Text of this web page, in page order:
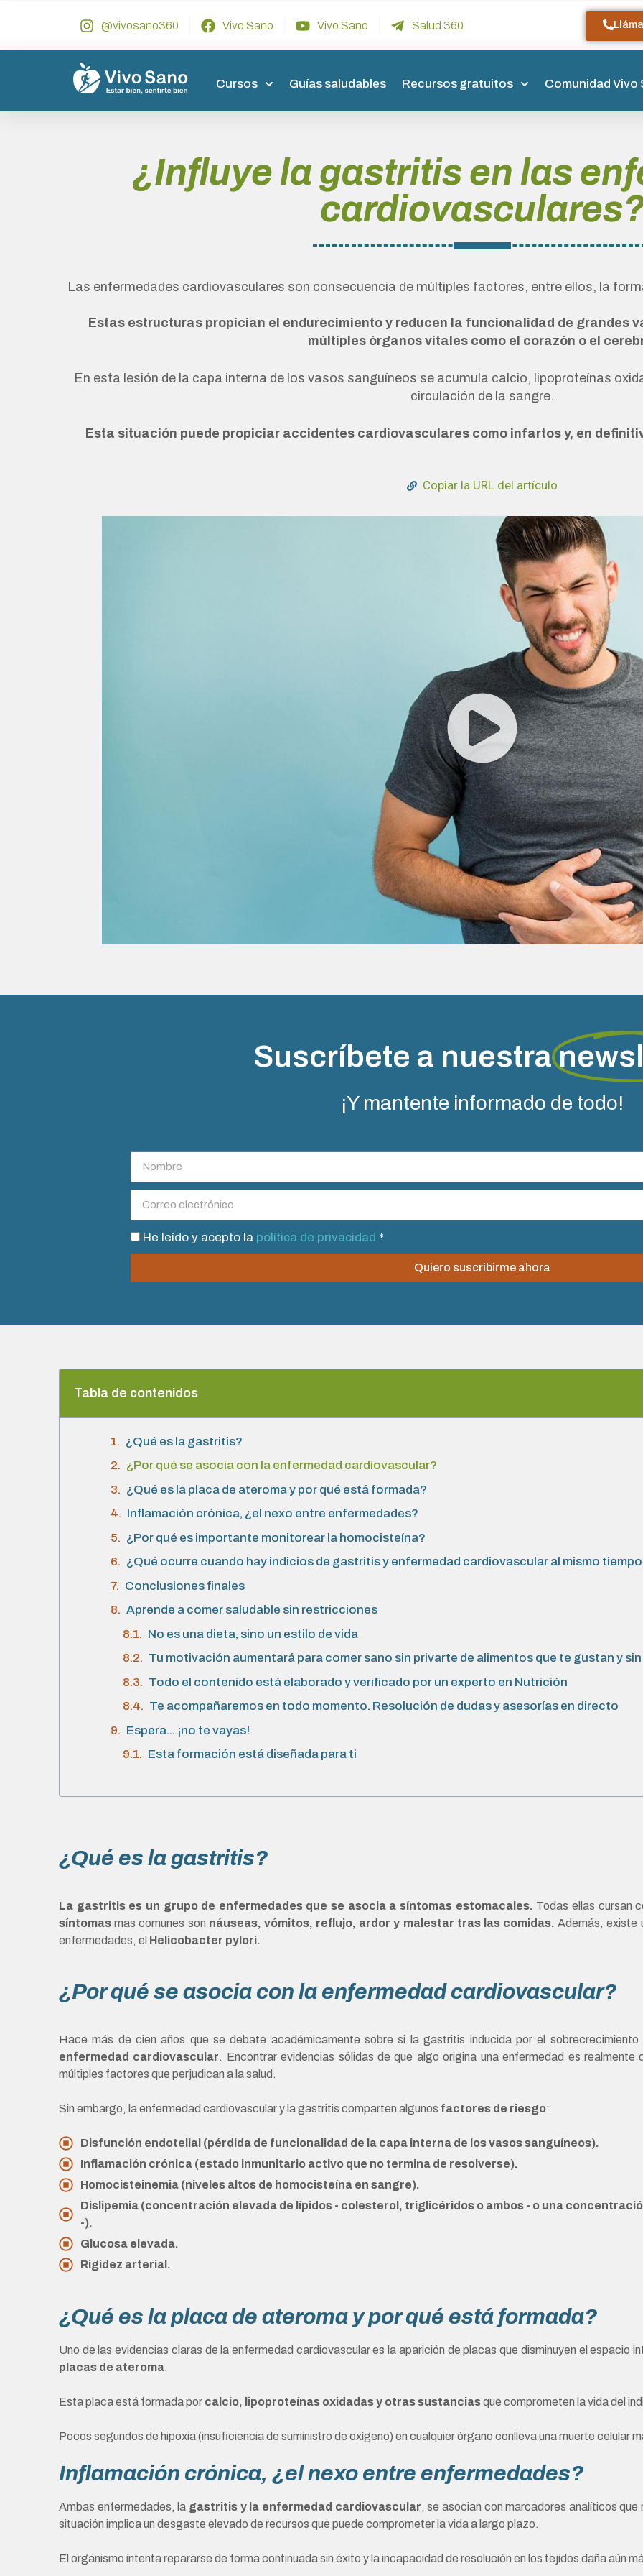
@vivosano360 Vivo Sano Vivo Sano Salud 360
Cursos Guías saludables Recursos gratuitos Comunidad Vivo
¿Influye la gastritis en las
Las enfermedades cardiovasculares son consecuencia de múltiples factores, entre ellos, la
Estas estructuras propician el endurecimiento y reducen la funcionalidad de grandes
múltiples órganos vitales como el corazón o el
En esta lesión de la capa interna de los vasos sanguíneos se acumula calcio, lipoproteínas
circulación de la sangre.
Esta situación puede propiciar accidentes cardiovasculares como infartos y, en
Copiar la URL del artículo
Suscríbete a nuestra
¡Y mantente informado de todo!
He leído y acepto la política de privacidad *
Quiero suscribirme ahora
Tabla de contenidos
¿Qué es la gastritis?
¿Por qué se asocia con la enfermedad cardiovascular?
¿Qué es la placa de ateroma y por qué está formada?
Inflamación crónica, ¿el nexo entre enfermedades?
¿Por qué es importante monitorear la homocisteína?
¿Qué ocurre cuando hay indicios de gastritis y enfermedad cardiovascular al mismo
Conclusiones finales
Aprende a comer saludable sin restricciones
No es una dieta, sino un estilo de vida
Tu motivación aumentará para comer sano sin privarte de alimentos que te gustan y
Todo el contenido está elaborado y verificado por un experto en Nutrición
Te acompañaremos en todo momento. Resolución de dudas y asesorías en directo
Espera... ¡no te vayas!
Esta formación está diseñada para ti
¿Qué es la gastritis?
La gastritis es un grupo de enfermedades que se asocia a síntomas estomacales. Todas ellas cursan
síntomas mas comunes son náuseas, vómitos, reflujo, ardor y malestar tras las comidas. Además, existe
enfermedades, el Helicobacter pylori.
¿Por qué se asocia con la enfermedad cardiovascular?
Hace más de cien años que se debate académicamente sobre si la gastritis inducida por el
enfermedad cardiovascular. Encontrar evidencias sólidas de que algo origina una enfermedad es
múltiples factores que perjudican a la salud.
Sin embargo, la enfermedad cardiovascular y la gastritis comparten algunos factores de riesgo:
Disfunción endotelial (pérdida de funcionalidad de la capa interna de los vasos sanguíneos).
Inflamación crónica (estado inmunitario activo que no termina de resolverse).
Homocisteinemia (niveles altos de homocisteína en sangre).
Dislipemia (concentración elevada de lípidos - colesterol, triglicéridos o ambos - o una
-).
Glucosa elevada.
Rigidez arterial.
¿Qué es la placa de ateroma y por qué está formada?
Uno de las evidencias claras de la enfermedad cardiovascular es la aparición de placas que disminuyen el espacio
placas de ateroma.
Esta placa está formada por calcio, lipoproteínas oxidadas y otras sustanciasque comprometen la vida del
Pocos segundos de hipoxia (insuficiencia de suministro de oxígeno) en cualquier órgano conlleva una muerte celular
Inflamación crónica, ¿el nexo entre enfermedades?
Ambas enfermedades, la gastritis y la enfermedad cardiovascular, se asocian con marcadores analíticos
situación implica un desgaste elevado de recursos que puede comprometer la vida a largo plazo.
El organismo intenta repararse de forma continuada sin éxito y la incapacidad de resolución en los tejidos daña aún